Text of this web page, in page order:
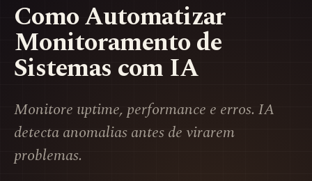
Como Automatizar
Monitoramento de
Sistemas com IA
Monitore uptime, performance e erros. IA
detecta anomalias antes de virarem
problemas.